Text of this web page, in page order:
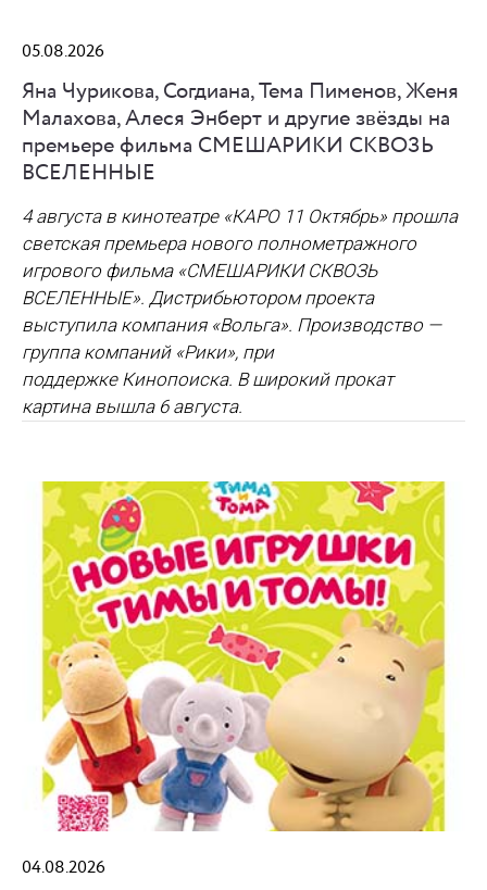
05.08.2026
Яна Чурикова, Согдиана, Тема Пименов, Женя
Малахова, Алеся Энберт и другие звёзды на
премьере фильма СМЕШАРИКИ СКВОЗЬ
ВСЕЛЕННЫЕ
4 августа в кинотеатре «КАРО 11 Октябрь» прошла
светская премьера нового полнометражного
игрового фильма «СМЕШАРИКИ СКВОЗЬ
ВСЕЛЕННЫЕ». Дистрибьютором проекта
выступила компания «Вольга». Производство —
группа компаний «Рики», при
поддержке Кинопоиска. В широкий прокат
картина вышла 6 августа.
04.08.2026